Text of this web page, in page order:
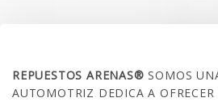
REPUESTOS ARENAS®SOMOS
AUTOMOTRIZ DEDICA A OFRECER